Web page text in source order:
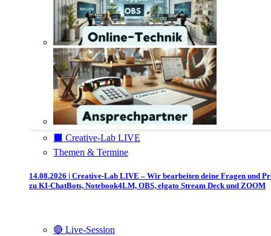
⬛️ Creative-Lab LIVE
Themen & Termine
14.08.2026 | Creative-Lab LIVE – Wir bearbeiten deine Fragen und
zu KI-ChatBots, Notebook4LM, OBS, elgato Stream Deck und ZOOM
🔴 Live-Session